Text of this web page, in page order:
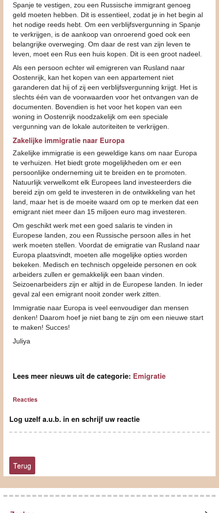
Spanje te vestigen, zou een Russische immigrant genoeg
geld moeten hebben. Dit is essentieel, zodat je in het begin al
het nodige reeds hebt. Om een verblijfsvergunning in Spanje
te verkrijgen, is de aankoop van onroerend goed ook een
belangrijke overweging. Om daar de rest van zijn leven te
leven, moet een Rus een huis kopen. Dit is een groot nadeel.
Als een persoon echter wil emigreren van Rusland naar
Oostenrijk, kan het kopen van een appartement niet
garanderen dat hij of zij een verblijfsvergunning krijgt. Het is
slechts één van de voorwaarden voor het ontvangen van de
documenten. Bovendien is het voor het kopen van een
woning in Oostenrijk noodzakelijk om een speciale
vergunning van de lokale autoriteiten te verkrijgen.
Zakelijke immigratie naar Europa
Zakelijke immigratie is een geweldige kans om naar Europa
te verhuizen. Het biedt grote mogelijkheden om er een
persoonlijke onderneming uit te breiden en te promoten.
Natuurlijk verwelkomt elk Europees land investeerders die
bereid zijn om geld te investeren in de ontwikkeling van het
land, maar het is de moeite waard om op te merken dat een
emigrant niet meer dan 15 miljoen euro mag investeren.
Om geschikt werk met een goed salaris te vinden in
Europese landen, zou een Russische persoon alles in het
werk moeten stellen. Voordat de emigratie van Rusland naar
Europa plaatsvindt, moeten alle mogelijke opties worden
bekeken. Medisch en technisch opgeleide personen en ook
arbeiders zullen er gemakkelijk een baan vinden.
Seizoenarbeiders zijn er altijd in de Europese landen. In ieder
geval zal een emigrant nooit zonder werk zitten.
Immigratie naar Europa is veel eenvoudiger dan mensen
denken! Daarom hoef je niet bang te zijn om een nieuwe start
te maken! Succes!
Juliya
Lees meer nieuws uit de categorie: Emigratie
Reacties
Log uzelf a.u.b. in en schrijf uw reactie
Terug